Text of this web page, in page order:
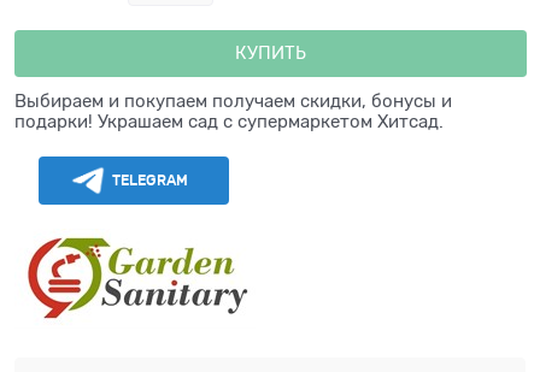
КУПИТЬ
Выбираем и покупаем получаем скидки, бонусы и
подарки! Украшаем сад с супермаркетом Хитсад.
TELEGRAM